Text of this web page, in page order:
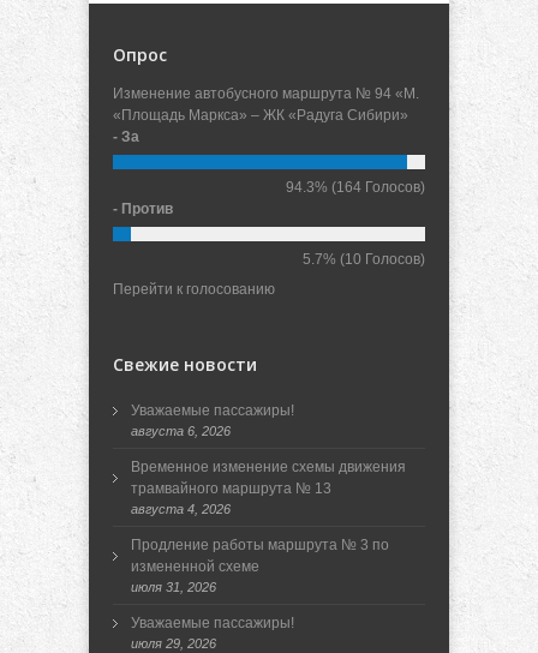
Опрос
Изменение автобусного маршрута № 94 «М.
«Площадь Маркса» – ЖК «Радуга Сибири»
- За
94.3% (164 Голосов)
- Против
5.7% (10 Голосов)
Перейти к голосованию
Свежие новости
Уважаемые пассажиры!
августа 6, 2026
Временное изменение схемы движения
трамвайного маршрута № 13
августа 4, 2026
Продление работы маршрута № 3 по
измененной схеме
июля 31, 2026
Уважаемые пассажиры!
июля 29, 2026